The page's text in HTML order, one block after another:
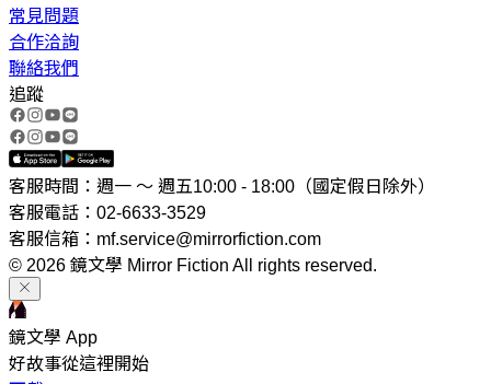
常見問題
合作洽詢
聯絡我們
追蹤
客服時間：週一 ～ 週五10:00 - 18:00（國定假日除外）
客服電話：02-6633-3529
客服信箱：mf.service@mirrorfiction.com
© 2026 鏡文學 Mirror Fiction All rights reserved.
鏡文學 App
好故事從這裡開始